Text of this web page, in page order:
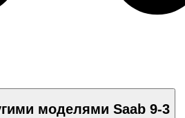
моделями Saab 9-3